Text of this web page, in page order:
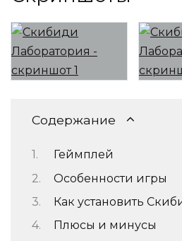
Содержание
Геймплей
Особенности игры
Как установить
Плюсы и минусы